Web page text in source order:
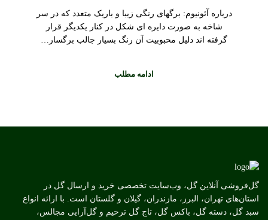
درباره آئونیوم: برگهای رنگی زیبا و باریک متعدد که در سر
شاخه به صورت دایره ای شکل در کنار یکدیگر قرار
گرفته اند دلیل محبوبیت آن رنگ بسیار جالب برگسار…
ادامه مطلب
گل‌فروشی آنلاین گل، وب‌سایت تخصصی خرید و ارسال گل در
استان‌های تهران، البرز، مازندران، گیلان و گلستان است. با ارائه انواع
سبد گل، دسته گل، باکس گل، تاج گل ترحیم و گل‌آرایی مجالس،